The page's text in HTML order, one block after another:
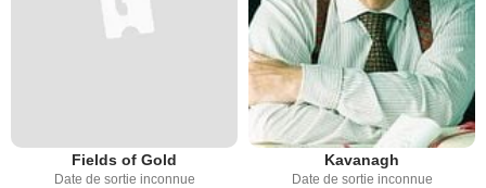
Fields of Gold
Date de sortie inconnue
Kavanagh
Date de sortie inconnue